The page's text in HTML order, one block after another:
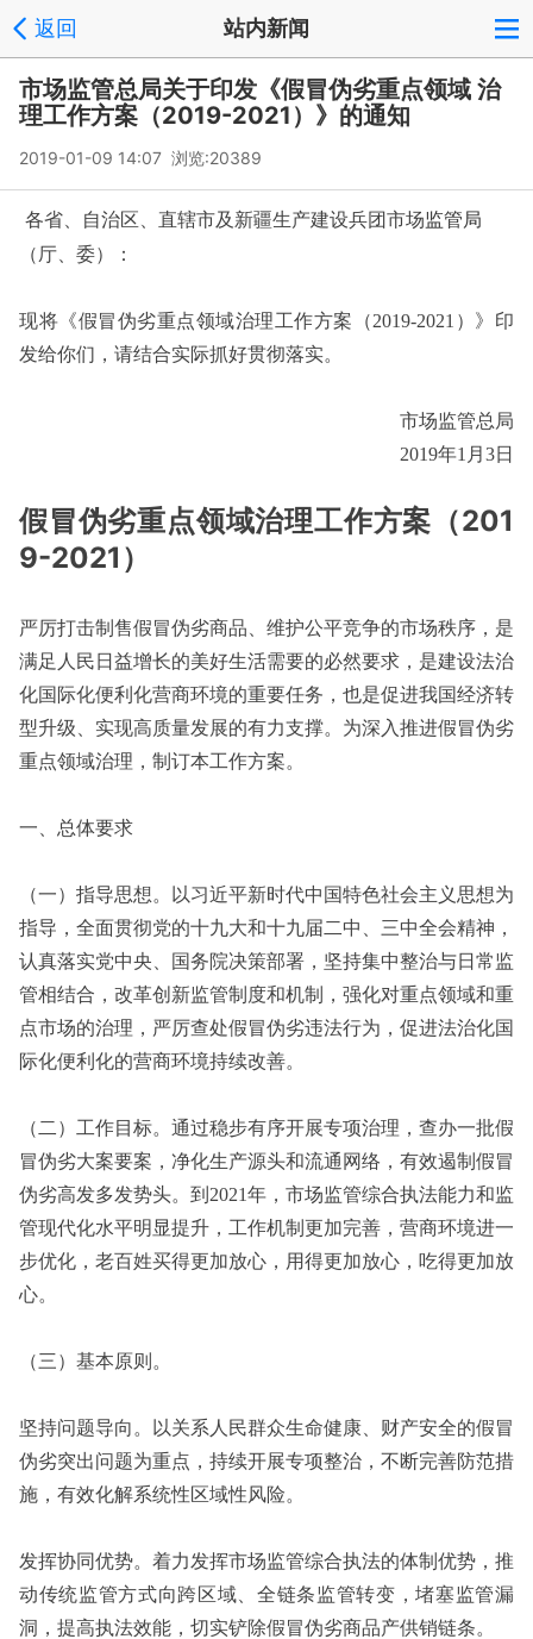
返回 站内新闻
市场监管总局关于印发《假冒伪劣重点领域 治
理工作方案（2019-2021）》的通知
2019-01-09 14:07 浏览:20389
各省、自治区、直辖市及新疆生产建设兵团市场监管局
（厅、委）：
现将《假冒伪劣重点领域治理工作方案（2019-2021）》印
发给你们，请结合实际抓好贯彻落实。
市场监管总局
2019年1月3日
假冒伪劣重点领域治理工作方案（201
9-2021）
严厉打击制售假冒伪劣商品、维护公平竞争的市场秩序，是
满足人民日益增长的美好生活需要的必然要求，是建设法治
化国际化便利化营商环境的重要任务，也是促进我国经济转
型升级、实现高质量发展的有力支撑。为深入推进假冒伪劣
重点领域治理，制订本工作方案。
一、总体要求
（一）指导思想。以习近平新时代中国特色社会主义思想为
指导，全面贯彻党的十九大和十九届二中、三中全会精神，
认真落实党中央、国务院决策部署，坚持集中整治与日常监
管相结合，改革创新监管制度和机制，强化对重点领域和重
点市场的治理，严厉查处假冒伪劣违法行为，促进法治化国
际化便利化的营商环境持续改善。
（二）工作目标。通过稳步有序开展专项治理，查办一批假
冒伪劣大案要案，净化生产源头和流通网络，有效遏制假冒
伪劣高发多发势头。到2021年，市场监管综合执法能力和监
管现代化水平明显提升，工作机制更加完善，营商环境进一
步优化，老百姓买得更加放心，用得更加放心，吃得更加放
心。
（三）基本原则。
坚持问题导向。以关系人民群众生命健康、财产安全的假冒
伪劣突出问题为重点，持续开展专项整治，不断完善防范措
施，有效化解系统性区域性风险。
发挥协同优势。着力发挥市场监管综合执法的体制优势，推
动传统监管方式向跨区域、全链条监管转变，堵塞监管漏
洞，提高执法效能，切实铲除假冒伪劣商品产供销链条。